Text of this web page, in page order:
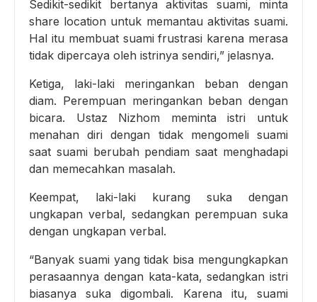
Sedikit-sedikit bertanya aktivitas suami, minta
share location untuk memantau aktivitas suami.
Hal itu membuat suami frustrasi karena merasa
tidak dipercaya oleh istrinya sendiri,” jelasnya.
Ketiga, laki-laki meringankan beban dengan
diam. Perempuan meringankan beban dengan
bicara. Ustaz Nizhom meminta istri untuk
menahan diri dengan tidak mengomeli suami
saat suami berubah pendiam saat menghadapi
dan memecahkan masalah.
Keempat, laki-laki kurang suka dengan
ungkapan verbal, sedangkan perempuan suka
dengan ungkapan verbal.
“Banyak suami yang tidak bisa mengungkapkan
perasaannya dengan kata-kata, sedangkan istri
biasanya suka digombali. Karena itu, suami